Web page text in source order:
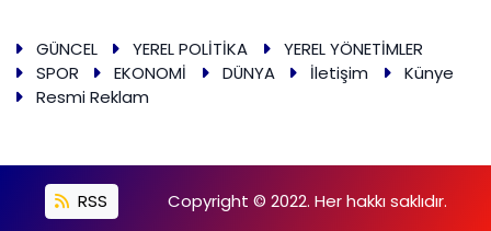
GÜNCEL YEREL POLİTİKA
YEREL YÖNETİMLER
SPOR
EKONOMİ DÜNYA İletişim
Künye
Resmi Reklam
RSS Copyright © 2022. Her hakkı saklıdır.